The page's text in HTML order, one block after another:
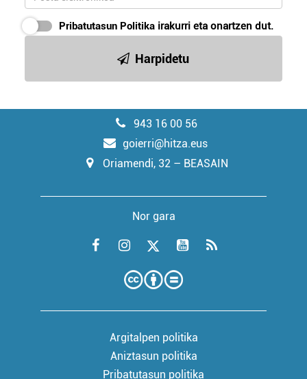
Pribatutasun Politika irakurri eta onartzen dut.
Harpidetu
943 16 00 56
goierri@hitza.eus
Oriamendi, 32 – BEASAIN
Nor gara
Argitalpen politika
Aniztasun politika
Pribatutasun politika